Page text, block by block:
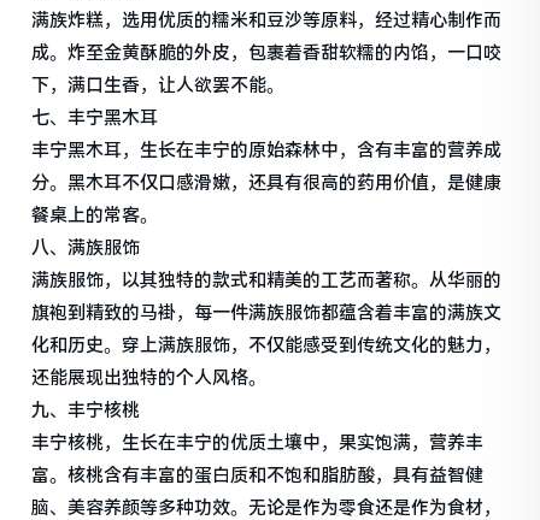
满族炸糕，选用优质的糯米和豆沙等原料，经过精心制作而
成。炸至金黄酥脆的外皮，包裹着香甜软糯的内馅，一口咬
下，满口生香，让人欲罢不能。
七、丰宁黑木耳
丰宁黑木耳，生长在丰宁的原始森林中，含有丰富的营养成
分。黑木耳不仅口感滑嫩，还具有很高的药用价值，是健康
餐桌上的常客。
八、满族服饰
满族服饰，以其独特的款式和精美的工艺而著称。从华丽的
旗袍到精致的马褂，每一件满族服饰都蕴含着丰富的满族文
化和历史。穿上满族服饰，不仅能感受到传统文化的魅力，
还能展现出独特的个人风格。
九、丰宁核桃
丰宁核桃，生长在丰宁的优质土壤中，果实饱满，营养丰
富。核桃含有丰富的蛋白质和不饱和脂肪酸，具有益智健
脑、美容养颜等多种功效。无论是作为零食还是作为食材，